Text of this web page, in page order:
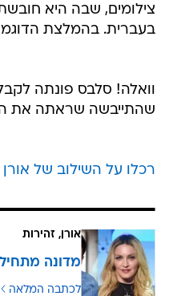
צילומים, שבה היא
בעברית. בהמלצת
וואלה! סלבס פונתה
שהתייבשה שראתה את
רכלו על השילוב של
אורן, זהירות
מדונה
לכתבה המלאה